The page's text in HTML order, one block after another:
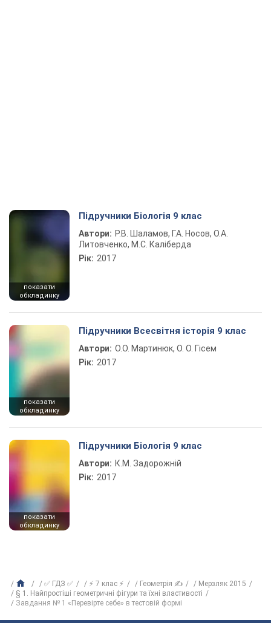
показати
обкладинку
Підручники Біологія 9 клас
Автори: Р.В. Шаламов, Г.А. Носов, О.А.
Литовченко, М.С. Каліберда
Рік: 2017
показати
обкладинку
Підручники Всесвітня історія 9 клас
Автори: О.О. Мартинюк, О. О. Гісем
Рік: 2017
показати
обкладинку
Підручники Біологія 9 клас
Автори: К.М. Задорожній
Рік: 2017
✅ ГДЗ ✅ ⚡ 7 клас ⚡ Геометрія ✍
Мерзляк 2015
§ 1. Найпростіші геометричні фігури та їхні властивості
Завдання № 1 «Перевірте себе» в тестовій формі